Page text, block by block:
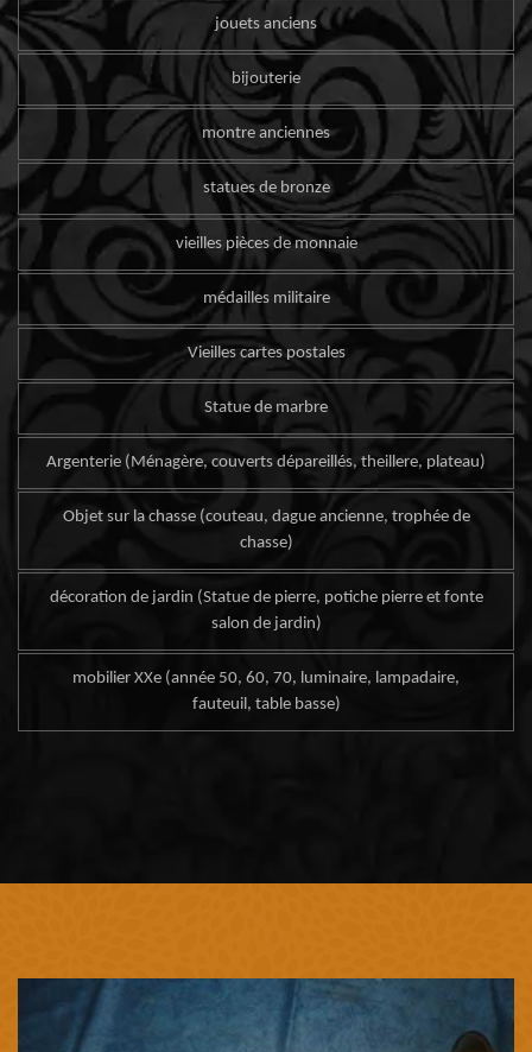
jouets anciens
bijouterie
montre anciennes
statues de bronze
vieilles pièces de monnaie
médailles militaire
Vieilles cartes postales
Statue de marbre
Argenterie (Ménagère, couverts dépareillés, theillere, plateau)
Objet sur la chasse (couteau, dague ancienne, trophée de
chasse)
décoration de jardin (Statue de pierre, potiche pierre et fonte
salon de jardin)
mobilier XXe (année 50, 60, 70, luminaire, lampadaire,
fauteuil, table basse)